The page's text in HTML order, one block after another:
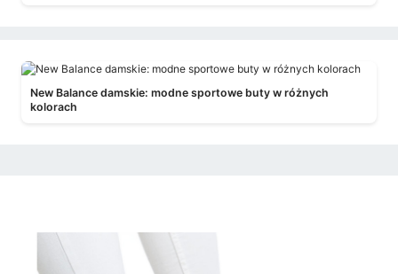
New Balance damskie: modne sportowe buty w różnych
kolorach